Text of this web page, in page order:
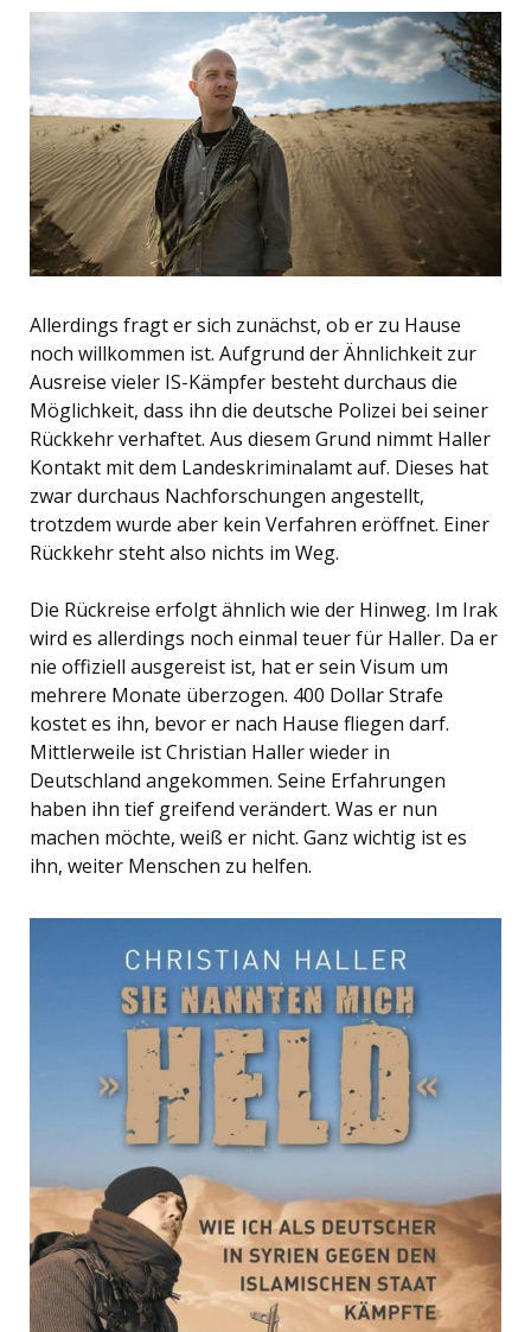
Allerdings fragt er sich zunächst, ob er zu Hause
noch willkommen ist. Aufgrund der Ähnlichkeit zur
Ausreise vieler IS-Kämpfer besteht durchaus die
Möglichkeit, dass ihn die deutsche Polizei bei seiner
Rückkehr verhaftet. Aus diesem Grund nimmt Haller
Kontakt mit dem Landeskriminalamt auf. Dieses hat
zwar durchaus Nachforschungen angestellt,
trotzdem wurde aber kein Verfahren eröffnet. Einer
Rückkehr steht also nichts im Weg.
Die Rückreise erfolgt ähnlich wie der Hinweg. Im Irak
wird es allerdings noch einmal teuer für Haller. Da er
nie offiziell ausgereist ist, hat er sein Visum um
mehrere Monate überzogen. 400 Dollar Strafe
kostet es ihn, bevor er nach Hause fliegen darf.
Mittlerweile ist Christian Haller wieder in
Deutschland angekommen. Seine Erfahrungen
haben ihn tief greifend verändert. Was er nun
machen möchte, weiß er nicht. Ganz wichtig ist es
ihn, weiter Menschen zu helfen.